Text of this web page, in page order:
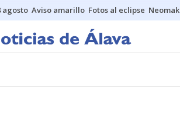
agosto Aviso amarillo Fotos al eclipse Neomak